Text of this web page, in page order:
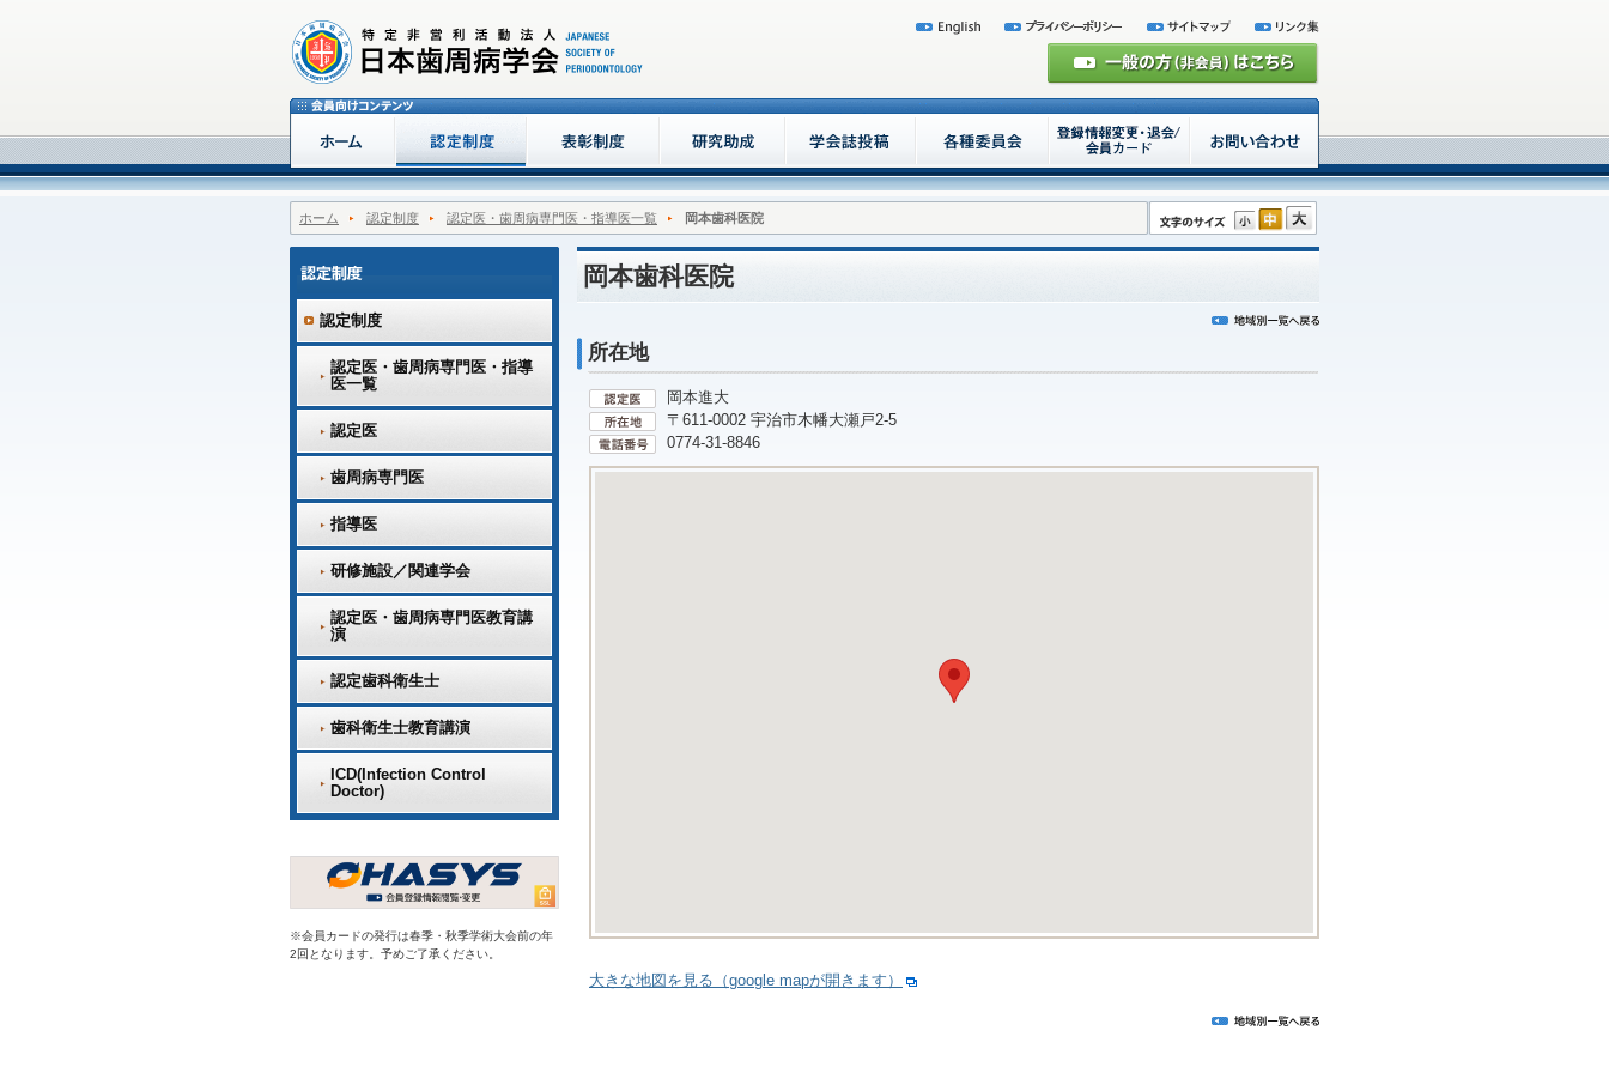
ホーム 認定制度 認定医・歯周病専門医・指導医一覧 岡本歯科医院
岡本歯科医院
所在地
岡本進大
〒611-0002 宇治市木幡大瀬戸2-5
0774-31-8846
大きな地図を見る（google mapが開きます）
認定制度
認定医・歯周病専門医・指導
医一覧
認定医
歯周病専門医
指導医
研修施設／関連学会
認定医・歯周病専門医教育講
演
認定歯科衛生士
歯科衛生士教育講演
ICD(Infection Control
Doctor)
※会員カードの発行は春季・秋季学術大会前の年
2回となります。予めご了承ください。